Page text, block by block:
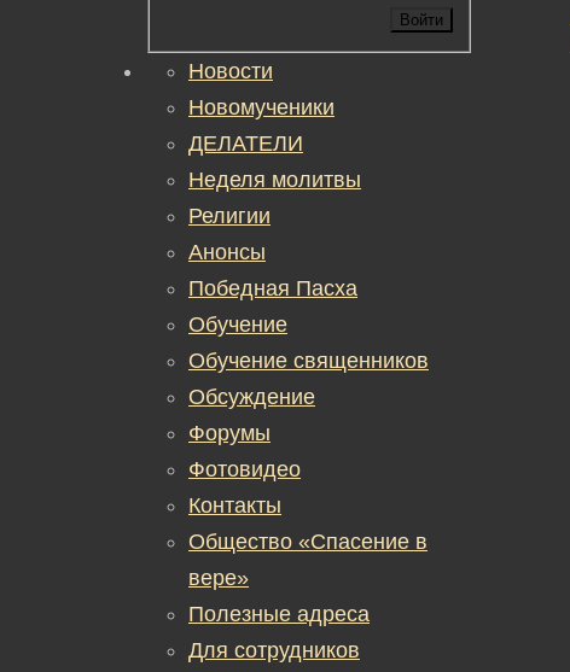
Войти
Новости
Новомученики
ДЕЛАТЕЛИ
Неделя молитвы
Религии
Анонсы
Победная Пасха
Обучение
Обучение священников
Обсуждение
Форумы
Фотовидео
Контакты
Общество «Спасение в
вере»
Полезные адреса
Для сотрудников